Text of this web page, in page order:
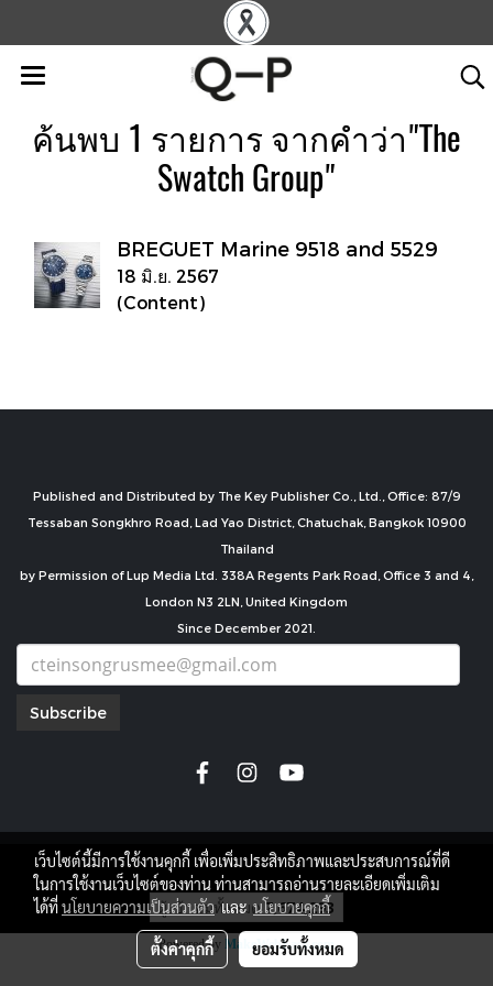
ค้นพบ 1 รายการ จากคำว่า"The
Swatch Group"
BREGUET Marine 9518 and 5529
18 มิ.ย. 2567
(Content)
Published and Distributed by The Key Publisher Co., Ltd., Office: 87/9
Tessaban Songkhro Road, Lad Yao District, Chatuchak, Bangkok 10900
Thailand
by Permission of Lup Media Ltd. 338A Regents Park Road, Office 3 and 4,
London N3 2LN, United Kingdom
Since December 2021.
Subscribe
copyright by
ผู้เข้าชมทั้งหมด7,674,293
Powered by MakeWebEasy.com
เว็บไซต์นี้มีการใช้งานคุกกี้ เพื่อเพิ่มประสิทธิภาพและประสบการณ์ที่ดี
ในการใช้งานเว็บไซต์ของท่าน ท่านสามารถอ่านรายละเอียดเพิ่มเติม
ได้ที่นโยบายความเป็นส่วนตัวและนโยบายคุกกี้
ตั้งค่าคุกกี้ ยอมรับทั้งหมด